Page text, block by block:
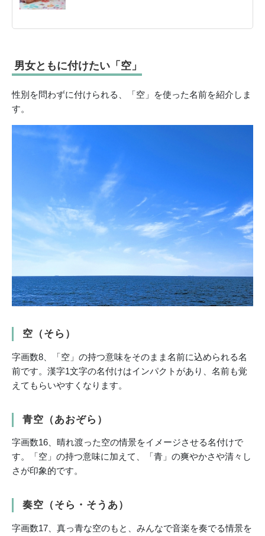
男女ともに付けたい「空」
性別を問わずに付けられる、「空」を使った名前を紹介しま
す。
空（そら）
字画数8、「空」の持つ意味をそのまま名前に込められる名
前です。漢字1文字の名付けはインパクトがあり、名前も覚
えてもらいやすくなります。
青空（あおぞら）
字画数16、晴れ渡った空の情景をイメージさせる名付けで
す。「空」の持つ意味に加えて、「青」の爽やかさや清々し
さが印象的です。
奏空（そら・そうあ）
字画数17、真っ青な空のもと、みんなで音楽を奏でる情景を